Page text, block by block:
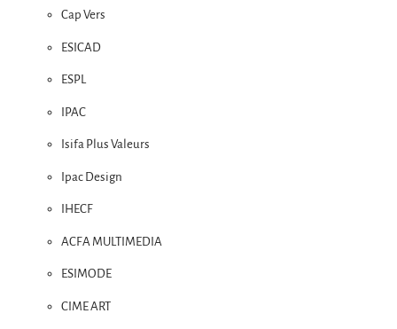
Cap Vers
ESICAD
ESPL
IPAC
Isifa Plus Valeurs
Ipac Design
IHECF
ACFA MULTIMEDIA
ESIMODE
CIME ART